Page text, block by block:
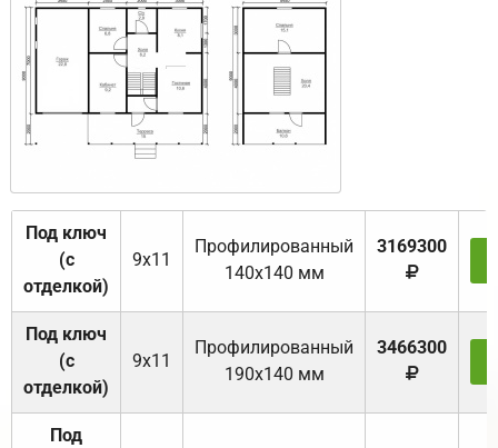
Под ключ
(с
отделкой)
9х11
Профилированный
140х140 мм
3169300
Под ключ
(с
отделкой)
9х11
Профилированный
190х140 мм
3466300
Под